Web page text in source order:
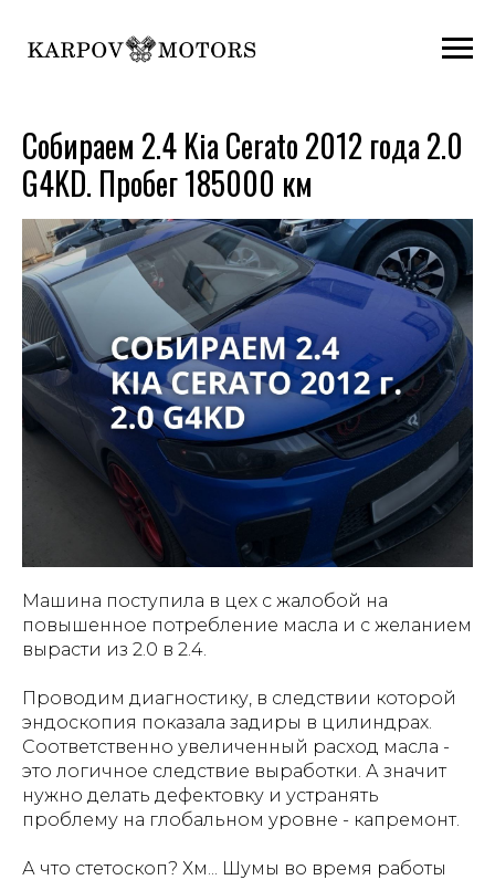
Собираем 2.4 Kia Cerato 2012 года 2.0
G4KD. Пробег 185000 км
Машина поступила в цех с жалобой на
повышенное потребление масла и с желанием
вырасти из 2.0 в 2.4.
Проводим диагностику, в следствии которой
эндоскопия показала задиры в цилиндрах.
Соответственно увеличенный расход масла -
это логичное следствие выработки. А значит
нужно делать дефектовку и устранять
проблему на глобальном уровне - капремонт.
А что стетоскоп? Хм... Шумы во время работы